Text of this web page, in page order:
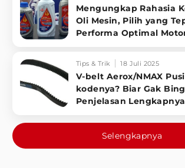
Mengungkap Rahasia
Oli Mesin, Pilih yang
Performa Optimal
Tips & Trik 18 Juli 2025
V-belt Aerox/NMAX
kodenya? Biar Gak
Penjelasan
Selengkapnya